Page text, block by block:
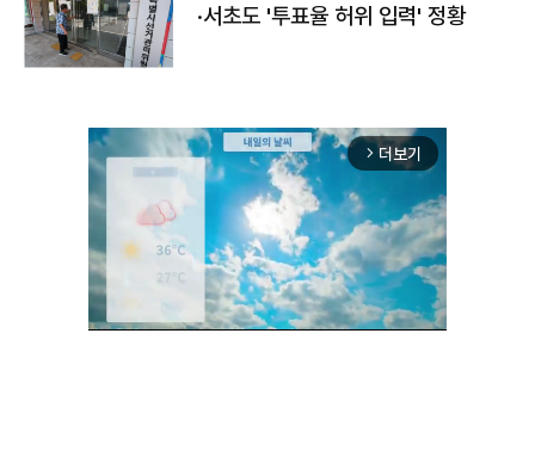
·서초도 '투표율 허위 입력' 정황
arrow_forward_ios 더보기